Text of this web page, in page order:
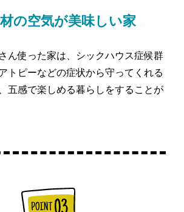
の空気が美味しい家
ん使った家は、シックハウス症候群
トピーなどの症状から守ってくれる
五感で楽しめる暮らしをすることが